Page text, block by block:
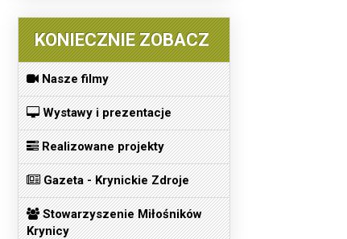
KONIECZNIE ZOBACZ
Nasze filmy
Wystawy i prezentacje
Realizowane projekty
Gazeta - Krynickie Zdroje
Stowarzyszenie Miłośników
Krynicy